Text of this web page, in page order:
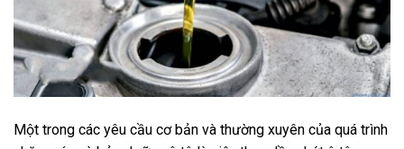
Một trong các yêu cầu cơ bản và thường xuyên của quá trình